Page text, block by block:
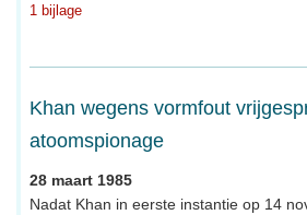
1 bijlage
Khan wegens vormfout
atoomspionage
28 maart 1985
Nadat Khan in eerste instantie op 14